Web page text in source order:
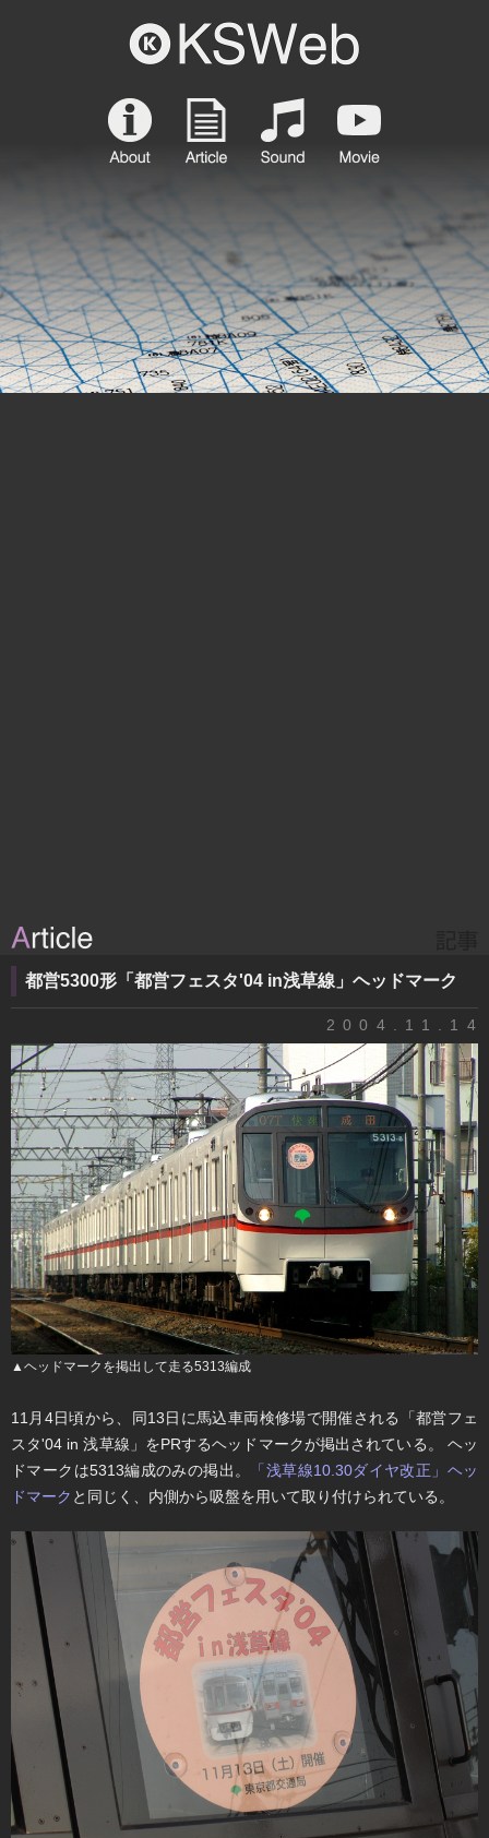
都営5300形「都営フェスタ'04 in浅草線」ヘッドマーク
2004.11.14
▲ヘッドマークを掲出して走る5313編成
11月4日頃から、同13日に馬込車両検修場で開催される「都営フェ
スタ'04 in 浅草線」をPRするヘッドマークが掲出されている。 ヘッ
ドマークは5313編成のみの掲出。
「浅草線10.30ダイヤ改正」ヘッ
ドマーク と同じく、内側から吸盤を用いて取り付けられている。